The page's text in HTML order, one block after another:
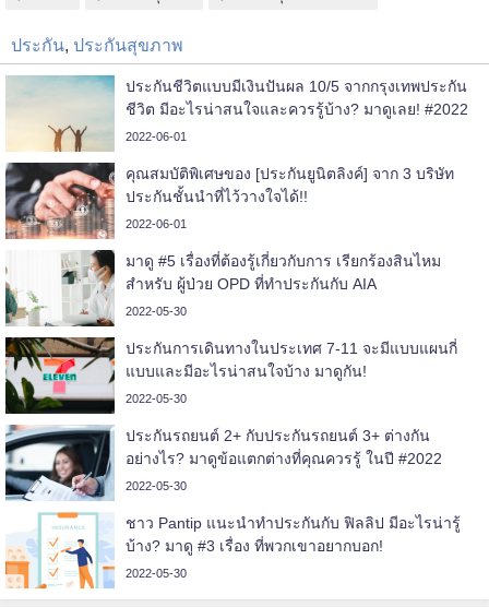
ประกัน ประกันสุขภาพ
ประกันชีวิตแบบมีเงินปันผล 10/5 จากกรุงเทพประกัน
ชีวิต มีอะไรน่าสนใจและควรรู้บ้าง? มาดูเลย! #2022
2022-06-01
คุณสมบัติพิเศษของ [ประกันยูนิตลิงค์] จาก 3 บริษัท
ประกันชั้นนำที่ไว้วางใจได้!!
2022-06-01
มาดู #5 เรื่องที่ต้องรู้เกี่ยวกับการ เรียกร้องสินไหม
สำหรับ ผู้ป่วย OPD ที่ทำประกันกับ AIA
2022-05-30
ประกันการเดินทางในประเทศ 7-11 จะมีแบบแผนกี่
แบบและมีอะไรน่าสนใจบ้าง มาดูกัน!
2022-05-30
ประกันรถยนต์ 2+ กับประกันรถยนต์ 3+ ต่างกัน
อย่างไร? มาดูข้อแตกต่างที่คุณควรรู้ ในปี #2022
2022-05-30
ชาว Pantip แนะนำทำประกันกับ ฟิลลิป มีอะไรน่ารู้
บ้าง? มาดู #3 เรื่อง ที่พวกเขาอยากบอก!
2022-05-30